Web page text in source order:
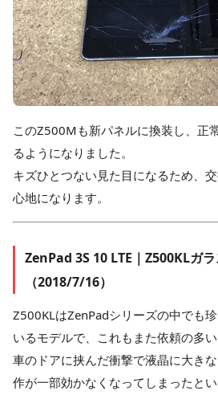
このZ500Mも新パネルに換装し、正
るようになりました。
キズひとつない見た目になるため、
心地になります。
ZenPad 3S 10 LTE｜Z500KLガ
（2018/7/16）
Z500KLはZenPadシリーズの中でも
いるモデルで、これもまた依頼の多い
車のドアに挟んだ衝撃で液晶に大き
作が一部効かなくなってしまったとい